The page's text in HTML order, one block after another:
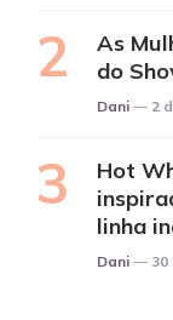
As
do
Posted
Dani 2
Hot
linha
Posted
Dani 30